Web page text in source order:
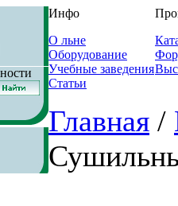
Инфо
О льне
Оборудование
Учебные заведения
Статьи
Главная /